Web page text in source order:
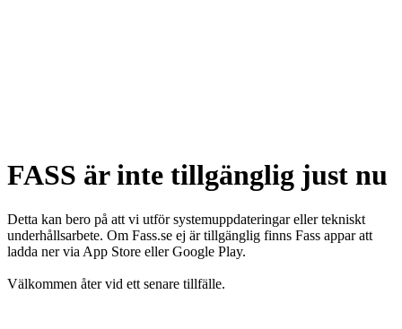
FASS är inte tillgänglig just nu
Detta kan bero på att vi utför systemuppdateringar eller tekniskt
underhållsarbete. Om Fass.se ej är tillgänglig finns Fass appar att
ladda ner via App Store eller Google Play.
Välkommen åter vid ett senare tillfälle.